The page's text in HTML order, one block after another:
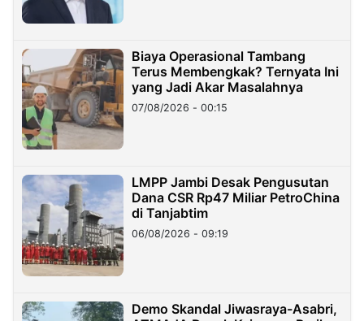
Biaya Operasional Tambang
Terus Membengkak? Ternyata Ini
yang Jadi Akar Masalahnya
07/08/2026 - 00:15
LMPP Jambi Desak Pengusutan
Dana CSR Rp47 Miliar PetroChina
di Tanjabtim
06/08/2026 - 09:19
Demo Skandal Jiwasraya-Asabri,